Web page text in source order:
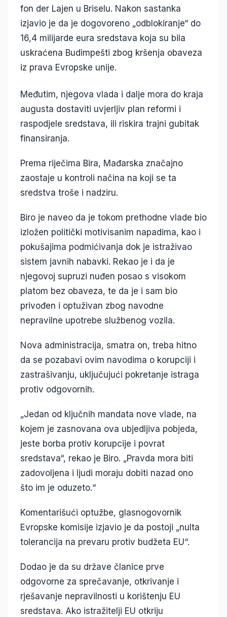
fon der Lajen u Briselu. Nakon sastanka
izjavio je da je dogovoreno „odblokiranje“ do
16,4 milijarde eura sredstava koja su bila
uskraćena Budimpešti zbog kršenja obaveza
iz prava Evropske unije.
Međutim, njegova vlada i dalje mora do kraja
augusta dostaviti uvjerljiv plan reformi i
raspodjele sredstava, ili riskira trajni gubitak
finansiranja.
Prema riječima Bira, Mađarska značajno
zaostaje u kontroli načina na koji se ta
sredstva troše i nadziru.
Biro je naveo da je tokom prethodne vlade bio
izložen politički motivisanim napadima, kao i
pokušajima podmićivanja dok je istraživao
sistem javnih nabavki. Rekao je i da je
njegovoj supruzi nuđen posao s visokom
platom bez obaveza, te da je i sam bio
privođen i optuživan zbog navodne
nepravilne upotrebe službenog vozila.
Nova administracija, smatra on, treba hitno
da se pozabavi ovim navodima o korupciji i
zastrašivanju, uključujući pokretanje istraga
protiv odgovornih.
„Jedan od ključnih mandata nove vlade, na
kojem je zasnovana ova ubjedljiva pobjeda,
jeste borba protiv korupcije i povrat
sredstava“, rekao je Biro. „Pravda mora biti
zadovoljena i ljudi moraju dobiti nazad ono
što im je oduzeto.“
Komentarišući optužbe, glasnogovornik
Evropske komisije izjavio je da postoji „nulta
tolerancija na prevaru protiv budžeta EU“.
Dodao je da su države članice prve
odgovorne za sprečavanje, otkrivanje i
rješavanje nepravilnosti u korištenju EU
sredstava. Ako istražitelji EU otkriju